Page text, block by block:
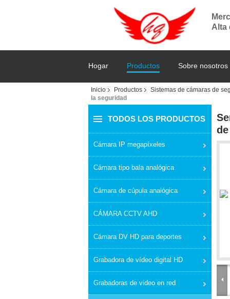
Alta
Hogar Productos Sobre nosotros
Inicio Productos Sistemas de cámaras de
la seguridad
TODOS LOS PRODUCTOS
Cámara IP megapíxeles
Cámara tipo bala analógica
Cámara de cúpula analógica
CÁMARA CCTV AHD
Cámara DV HD para deportes
Grabadora de vídeo digital HD
Grabadoras de video en red